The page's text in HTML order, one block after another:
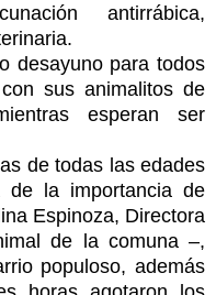
antirrábica,
desayuno para todos
sus animalitos de
esperan ser
de todas las edades
de la importancia de
Espinoza, Directora
de la comuna –,
populoso, además